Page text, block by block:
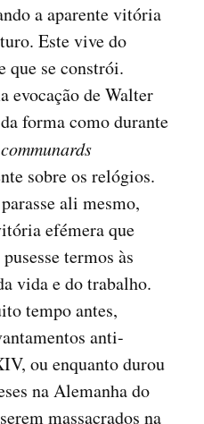
a aparente vitória
Este vive do
que se constrói.
evocação de Walter
forma como durante
communards
sobre os relógios.
ali mesmo,
efémera que
termos às
vida e do trabalho.
tempo antes,
anti-
ou enquanto durou
na Alemanha do
massacrados na